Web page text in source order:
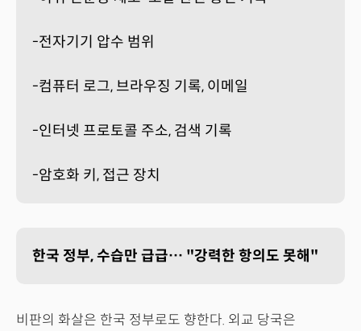
-전자기기 압수 범위
-컴퓨터 로그, 브라우징 기록, 이메일
-인터넷 프로토콜 주소, 검색 기록
-암호화 키, 접근 장치
한국 정부, 수습만 급급… "강력한 항의도 못해"
비판의 화살은 한국 정부로도 향한다. 외교 당국은